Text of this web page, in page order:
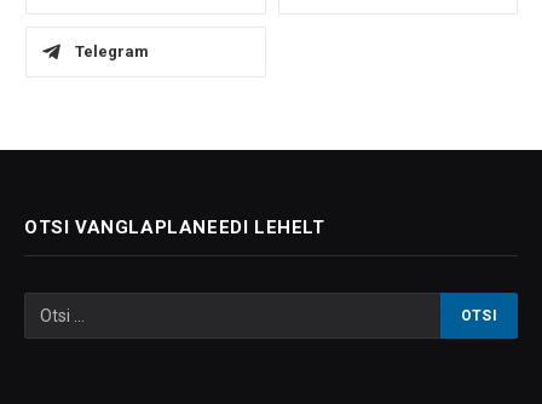
Telegram
OTSI VANGLAPLANEEDI LEHELT